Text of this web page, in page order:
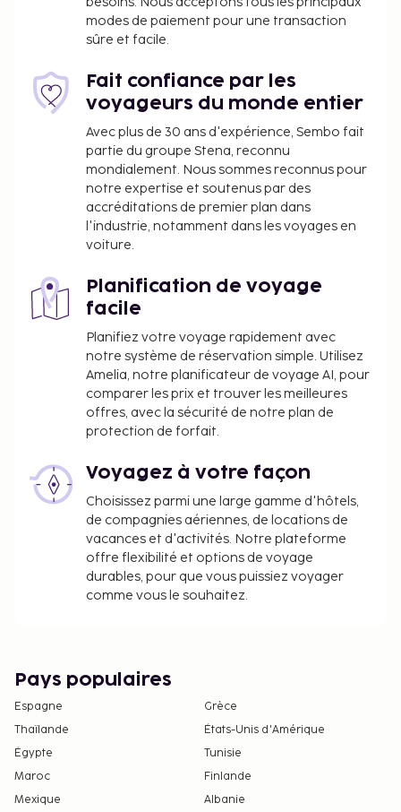
nettoyage à sec / blanchisserie et une consigne à
bagages. Une navette vers l'hôtel au départ de
supplément (disponible sur demande). Profitez des
nombreux équipements et services qui
caractérisent l'hébergement, notamment l'accès
Wi-Fi à Internet gratuit et un service d'assistance
pour les visites touristiques ou l'achat de billets.
Vous devrez payer les frais suivants à
l’hébergement. Ces frais peuvent comprendre les
taxes applicables :
personne et par nuit
Nous avons indiqué tous les frais dont
l'hébergement nous a fait part.
Navette aéroport : 20 EUR par personne
Navette aéroport : 10 EUR par enfant (jusqu'à
l'âge de 18 ans)
Supplément en cas d'arrivée tardive : 20 EUR
pour les arrivées entre 23 h 30 et 03 h 30
Les frais de carte de crédit sont soumis à un
supplément de 3 %.
La liste ci-dessus peut ne pas être exhaustive. Les
frais et acomptes peuvent être mentionnés hors
taxe et sont soumis à modification.
Formalités d'arrivée sans contact et formalités
de départ sans contact disponibles.
modes de paiement pour une transaction
sûre et facile.
Fait confiance par les
voyageurs du monde entier
Avec plus de 30 ans d'expérience, Sembo fait
partie du groupe Stena, reconnu
mondialement. Nous sommes reconnus pour
notre expertise et soutenus par des
accréditations de premier plan dans
l'industrie, notamment dans les voyages en
voiture.
Planification de voyage
facile
Planifiez votre voyage rapidement avec
notre système de réservation simple. Utilisez
Amelia, notre planificateur de voyage AI, pour
comparer les prix et trouver les meilleures
offres, avec la sécurité de notre plan de
protection de forfait.
Voyagez à votre façon
Choisissez parmi une large gamme d'hôtels,
de compagnies aériennes, de locations de
vacances et d'activités. Notre plateforme
offre flexibilité et options de voyage
durables, pour que vous puissiez voyager
comme vous le souhaitez.
Pays populaires
Espagne
Grèce
Thaïlande
États-Unis d'Amérique
Égypte
Tunisie
Maroc
Finlande
Mexique
Albanie